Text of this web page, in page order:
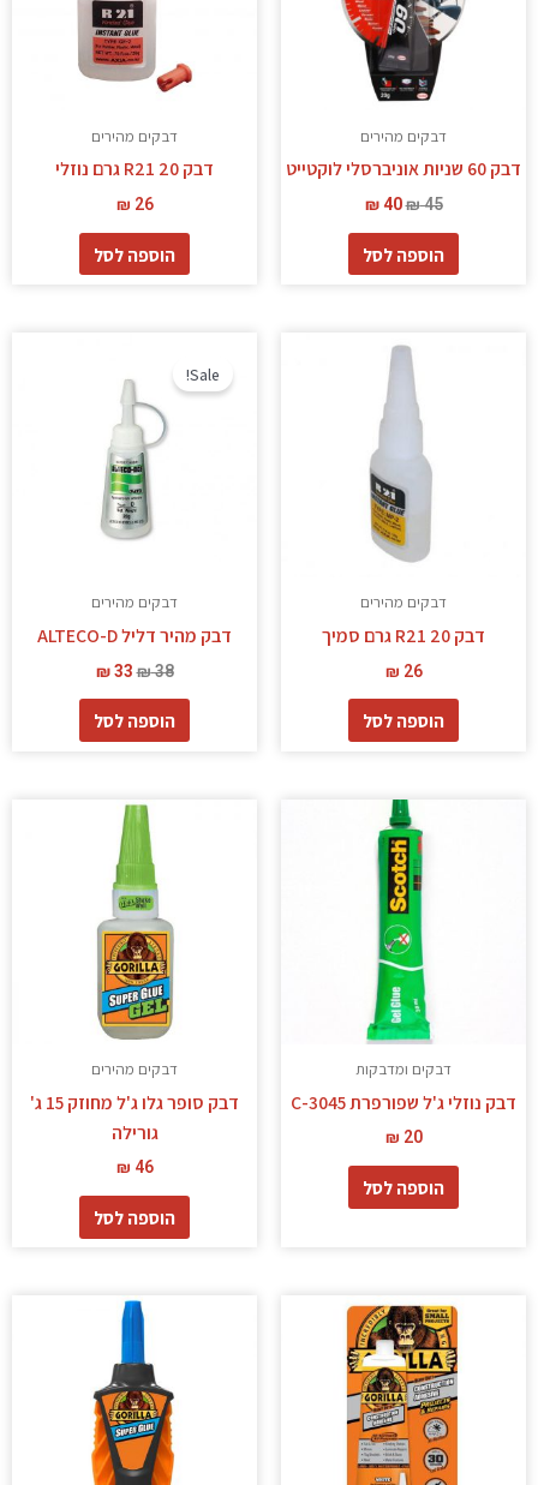
דבקים מהירים
דבק 60 שניות אוניברסלי לוקטייט
₪45
₪40
הוספה לסל
דבקים מהירים
דבק R21 20 גרם נוזלי
₪ 26
הוספה לסל
דבקים מהירים
דבק R21 20 גרם סמיך
₪ 26
הוספה לסל
Sale!
דבקים מהירים
דבק מהיר דליל ALTECO-D
₪38
היה:
₪ 38.
₪33
הוספה לסל
דבקים ומדבקות
דבק נוזלי ג'ל שפורפרת 3045-C
₪ 20
הוספה לסל
דבקים מהירים
דבק סופר גלו ג'ל מחוזק 15 ג'
גורילה
₪ 46
הוספה לסל